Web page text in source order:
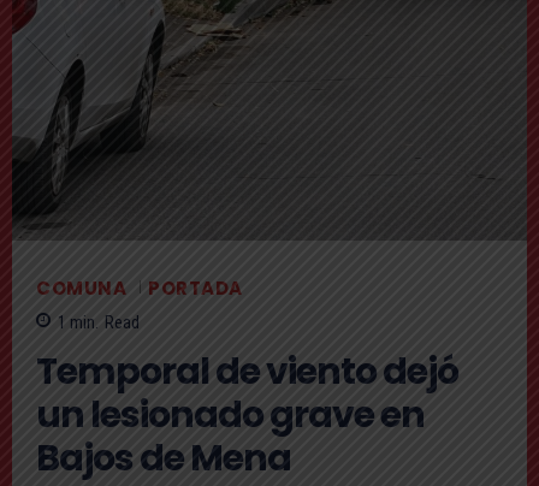
COMUNA PORTADA
1 min. Read
Temporal de viento dejó
un lesionado grave en
Bajos de Mena